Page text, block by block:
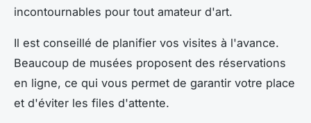
incontournables pour tout amateur d'art.
Il est conseillé de planifier vos visites à l'avance.
Beaucoup de musées proposent des réservations
en ligne, ce qui vous permet de garantir votre place
et d'éviter les files d'attente.